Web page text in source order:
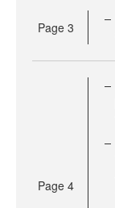
Page 3
Page 4